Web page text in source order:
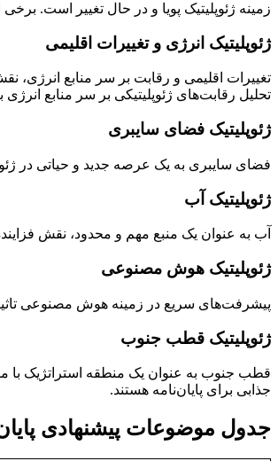
زمینه ژئوپلیتیک پویا و در حال تغییر است.
ژئوپلیتیک انرژی و تغییرات اقلیمی
تغییرات اقلیمی و رقابت بر سر منابع انرژی،
تحلیل رقابت‌های ژئوپلیتیکی بر سر منابع انرژی
ژئوپلیتیک فضای سایبری
فضای سایبری به یک عرصه جدید و حیاتی در
ژئوپلیتیک آب
آب به عنوان یک منبع مهم و محدود، نقش
ژئوپلیتیک هوش مصنوعی
پیشرفت‌های سریع در زمینه هوش مصنوعی
ژئوپلیتیک قطب جنوب
قطب جنوب به عنوان یک منطقه استراتژیک با
جذابی برای پایان‌نامه هستند.
جدول موضوعات پیشنهادی